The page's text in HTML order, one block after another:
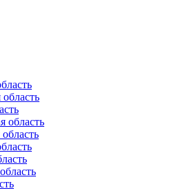
область
область